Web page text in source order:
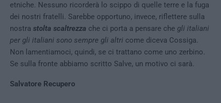
etniche. Nessuno ricorderà lo scippo di quelle terre e la fuga
dei nostri fratelli. Sarebbe opportuno, invece, riflettere sulla
nostra stolta scaltrezza che ci porta a pensare che gli italiani
per gli italiani sono sempre gli altri come diceva Cossiga.
Non lamentiamoci, quindi, se ci trattano come uno zerbino.
Se sulla fronte abbiamo scritto Salve, un motivo ci sarà.
Salvatore Recupero